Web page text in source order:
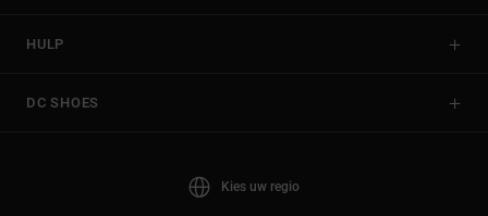
HULP
DC SHOES
Kies uw regio